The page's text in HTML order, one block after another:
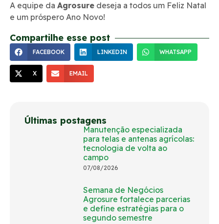
Últimas postagens
Manutenção especializada
para telas e antenas agrícolas:
tecnologia de volta ao
campo
07/08/2026
Semana de Negócios
Agrosure fortalece parcerias
e define estratégias para o
segundo semestre
A equipe da Agrosure deseja a todos um Feliz Natal
e um próspero Ano Novo!
Compartilhe esse post
FACEBOOK LINKEDIN WHATSAPP
X EMAIL